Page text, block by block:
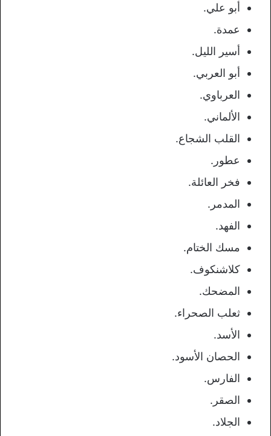
أبو علي.
عمدة.
أسير الليل.
أبو العربي.
العرباوي.
الألماني.
القلب الشجاع.
عطور.
فخر العائلة.
المدمر.
الفهد.
مسك الختام.
كلاشنكوف.
المضحك.
ثعلب الصحراء.
الأسد.
الحصان الأسود.
الفارس.
الصقر.
الجلاد.